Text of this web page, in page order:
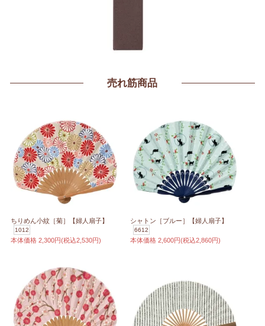
売れ筋商品
ちりめん小紋［菊］【婦人扇子】
1012
本体価格 2,300円(税込2,530円)
シャトン［ブルー］【婦人扇子】
6612
本体価格 2,600円(税込2,860円)